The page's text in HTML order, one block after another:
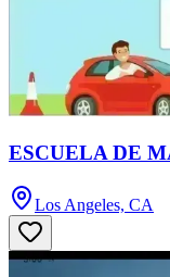
ESCUELA DE
Los Angeles, CA